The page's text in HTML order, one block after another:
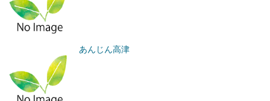
あんじん高津